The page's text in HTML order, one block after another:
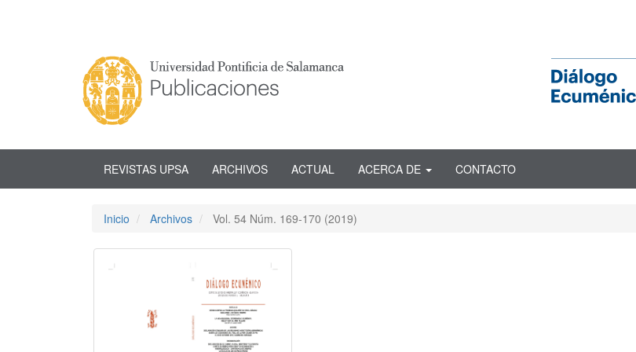
REVISTAS UPSA ARCHIVOS ACTUAL ACERCA DE CONTACTO
Inicio Archivos Vol. 54 Núm. 169-170 (2019)